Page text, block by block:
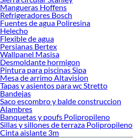
Mangueras Hoffens
Refrigeradores Bosch
Fuentes de agua Poliresina
Helecho
Flexible de agua
Persianas Bertex
Wallpanel Masisa
Desmoldante hormigon
Pintura para piscinas Sipa
Mesa de arrimo Altavision
Tapas y asientos para wc Stretto
Bandejas
Saco escombro y balde construccion
Alambres
Banquetas y poufs Polipropileno
Sillas y sillones de terraza Polipropileno
Cinta aislante 3m